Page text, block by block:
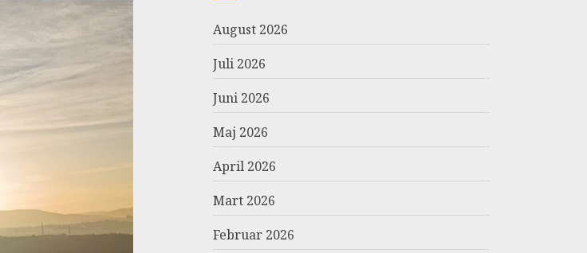
August 2026
Juli 2026
Juni 2026
Maj 2026
April 2026
Mart 2026
Februar 2026